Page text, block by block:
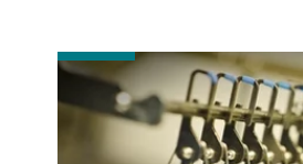
-
Quel
indice
d’amincissement